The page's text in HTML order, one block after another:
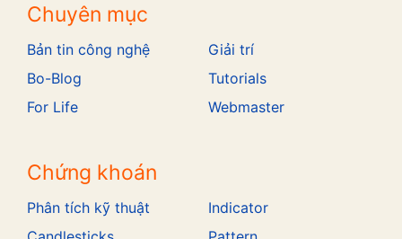
Chuyên mục
Bản tin công nghệ
Bo-Blog
For Life
Giải trí
Tutorials
Webmaster
Chứng khoán
Phân tích kỹ thuật
Indicator